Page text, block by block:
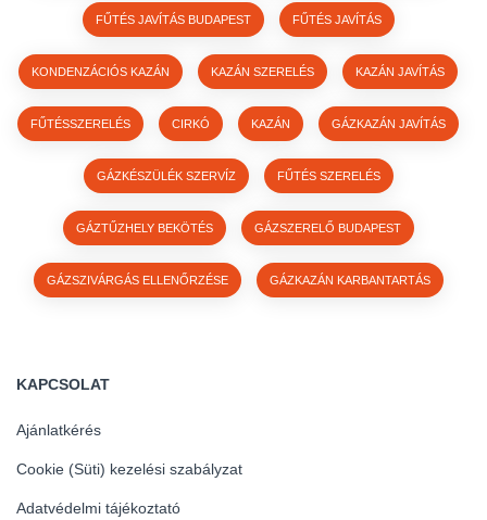
FŰTÉS JAVÍTÁS BUDAPEST FŰTÉS JAVÍTÁS
KONDENZÁCIÓS KAZÁN KAZÁN SZERELÉS KAZÁN JAVÍTÁS
FŰTÉSSZERELÉS CIRKÓ KAZÁN GÁZKAZÁN JAVÍTÁS
GÁZKÉSZÜLÉK SZERVÍZ FŰTÉS SZERELÉS
GÁZTŰZHELY BEKÖTÉS GÁZSZERELŐ BUDAPEST
GÁZSZIVÁRGÁS ELLENŐRZÉSE GÁZKAZÁN KARBANTARTÁS
KAPCSOLAT
Ajánlatkérés
Cookie (Süti) kezelési szabályzat
Adatvédelmi tájékoztató